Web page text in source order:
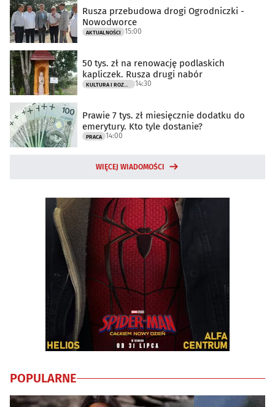
Rusza przebudowa drogi Ogrodniczki -
Nowodworce
AKTUALNOŚCI 15:00
50 tys. zł na renowację podlaskich
kapliczek. Rusza drugi nabór
14:30
Prawie 7 tys. zł miesięcznie dodatku do
emerytury. Kto tyle dostanie?
PRACA 14:00
WIĘCEJ WIADOMOŚCI
POPULARNE